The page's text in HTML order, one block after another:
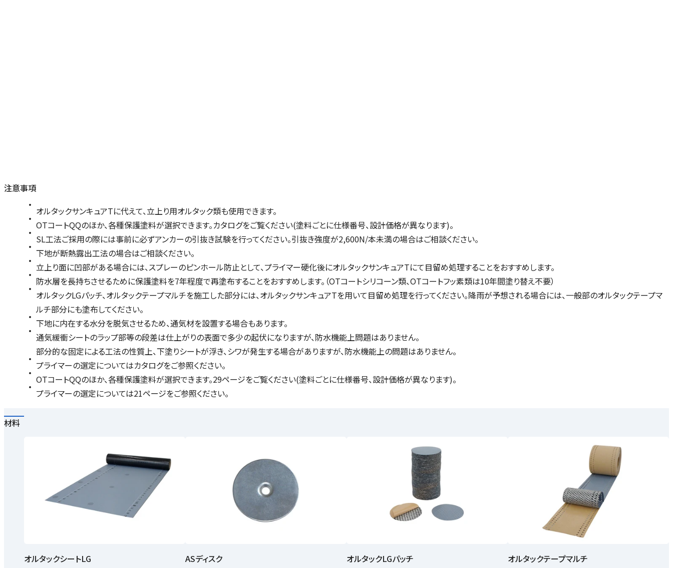
注意事項
オルタックサンキュアTに代えて、立上り用オルタック類も使用できます。
OTコートQQのほか、各種保護塗料が選択できます。カタログをご覧ください(塗料ごとに仕様番号、設計価格が異なります)。
SL工法ご採用の際には事前に必ずアンカーの引抜き試験を行ってください。引抜き強度が2,600N/本未満の場合はご相談ください。
下地が断熱露出工法の場合はご相談ください。
立上り面に凹部がある場合には、スプレーのピンホール防止として、プライマー硬化後にオルタックサンキュアTにて目留め処理することをおすすめします。
防水層を長持ちさせるために保護塗料を7年程度で再塗布することをおすすめします。（OTコートシリコーン類、OTコートフッ素類は10年間塗り替え不要）
オルタックLGパッチ、オルタックテープマルチを施工した部分には、オルタックサンキュアTを用いて目留め処理を行ってください。降雨が予想される場合には、一般部のオルタックテープマ
ルチ部分にも塗布してください。
下地に内在する水分を脱気させるため、通気材を設置する場合もあります。
通気緩衝シートのラップ部等の段差は仕上がりの表面で多少の起伏になりますが、防水機能上問題はありません。
部分的な固定による工法の性質上、下塗りシートが浮き、シワが発生する場合がありますが、防水機能上の問題はありません。
プライマーの選定についてはカタログをご参照ください。
OTコートQQのほか、各種保護塗料が選択できます。29ページをご覧ください(塗料ごとに仕様番号、設計価格が異なります)。
プライマーの選定については21ページをご参照ください。
材料
オルタックシートLG ASディスク オルタックLGパッチ オルタックテープマルチ